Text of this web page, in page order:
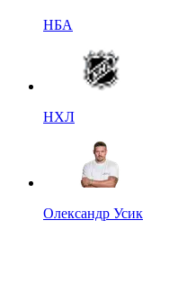
НБА
НХЛ
Олександр Усик